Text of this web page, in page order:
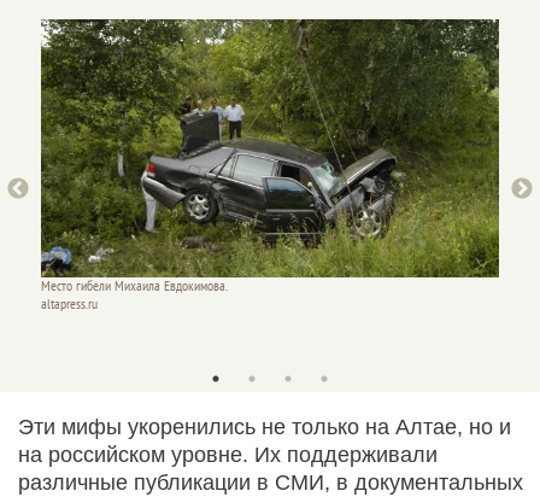
Место гибели Михаила Евдокимова.
altapress.ru
Эти мифы укоренились не только на Алтае, но и
на российском уровне. Их поддерживали
различные публикации в СМИ, в документальных